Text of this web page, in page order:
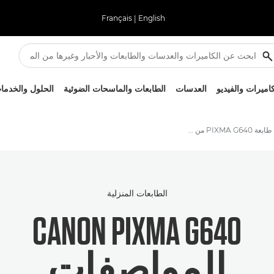
English
|
Français
والفيديو العدسات الطابعات والماسحات الضوئية الحلول
مواصفات طابعة PIXMA G640 من Canon
الطابعات المنزلية
CANON PIXMA G640